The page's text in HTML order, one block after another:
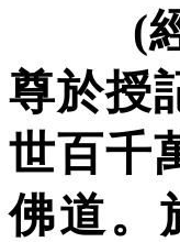
(
尊於授
世百千
佛道。